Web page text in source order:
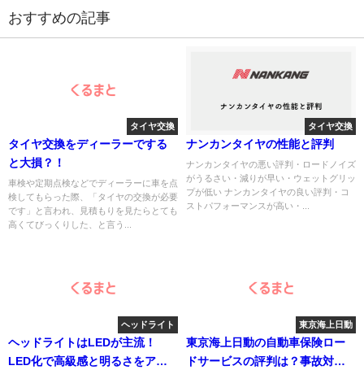
おすすめの記事
タイヤ交換
タイヤ交換をディーラーでする
と大損？！
車検や定期点検などでディーラーに車を点
検してもらった際、「タイヤの交換が必要
です」と言われ、見積もりを見たらとても
高くてびっくりした、と言う...
タイヤ交換
ナンカンタイヤの性能と評判
ナンカンタイヤの悪い評判・ロードノイズ
がうるさい・減りが早い・ウェットグリッ
プが低い ナンカンタイヤの良い評判・コ
ストパフォーマンスが高い・...
ヘッドライト
ヘッドライトはLEDが主流！
LED化で高級感と明るさをアッ
東京海上日動
東京海上日動の自動車保険ロー
ドサービスの評判は？事故対応